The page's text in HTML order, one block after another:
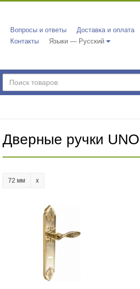
Вопросы и ответы Доставка и оплата
Контакты
Языки — Русский
Дверные ручки
72 мм